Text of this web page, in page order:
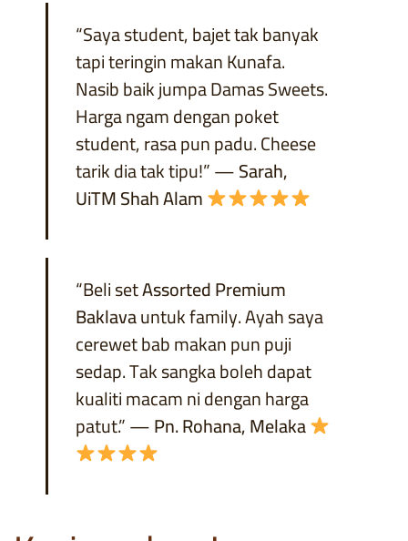
“Saya student, bajet tak banyak
tapi teringin makan Kunafa.
Nasib baik jumpa Damas Sweets.
Harga ngam dengan poket
student, rasa pun padu. Cheese
tarik dia tak tipu!” —Sarah,
UiTM Shah Alam
“Beli setAssorted Premium
Baklavauntuk family. Ayah saya
cerewet bab makan pun puji
sedap. Tak sangka boleh dapat
kualiti macam ni dengan harga
patut.” —Pn. Rohana, Melaka